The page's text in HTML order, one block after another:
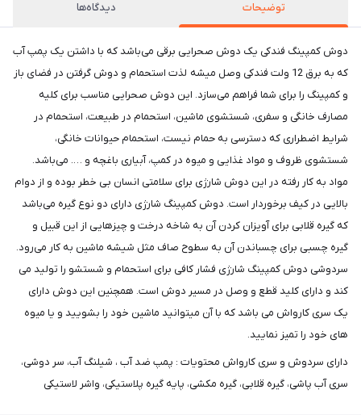
توضیحات دیدگاه‌ها
دوش کمپینگ فندکی یک دوش صحرایی برقی می‌باشد که با داشتن یک پمپ آب
که به برق 12 ولت فندکی وصل میشه لذت استحمام و دوش گرفتن در فضای باز
و کمپینگ را برای شما فراهم می‌سازد. این دوش صحرایی مناسب برای کلیه
مصارف خانگی و سفری، شستشوی ماشین، استحمام در طبیعت، استحمام در
شرایط اضطراری که دسترسی به حمام نیست، استحمام حیوانات خانگی،
شستشوی ظروف و مواد غذایی و میوه در کمپ، آبیاری باغچه و …. می‌باشد.
مواد به کار رفته در این دوش شارژی برای سلامتی انسان بی خطر بوده و از دوام
بالایی در کیف برخوردار است. دوش کمپینگ شارژی دارای دو نوع گیره می‌باشد
که گیره قلابی برای آویزان کردن آن به شاخه درخت و چیزهایی از این قبیل و
گیره چسبی برای چسباندن آن به سطوح صاف مثل شیشه ماشین به کار می‌رود.
سردوشی دوش کمپینگ شارژی فشار کافی برای استحمام و شستشو را تولید می
کند و دارای کلید قطع و وصل در مسیر دوش است. همچنین این دوش دارای
یک سری کارواش می باشد که با آن میتوانید ماشین خود را بشویید و یا میوه
های خود را تمیز نمایید.
دارای سردوش و سری کارواش محتویات : پمپ ضد آب ، شیلنگ آب، سر دوشی،
سری آب پاشی، گیره قلابی، گیره مکشی، پایه گیره پلاستیکی، واشر لاستیکی